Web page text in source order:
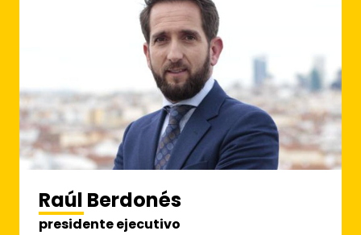
Raúl Berdonés
presidente ejecutivo